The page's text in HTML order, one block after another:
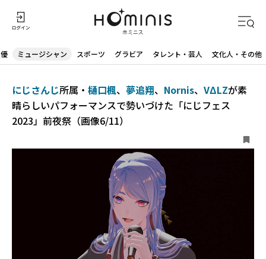
ミュージシャン スポーツ グラビア タレント・芸人 文化人・その他
にじさんじ所属・ 樋口楓、 夢追翔、 Nornis、 VΔLZが素
晴らしいパフォーマンスで勢いづけた「にじフェス
2023」前夜祭（画像6/11）